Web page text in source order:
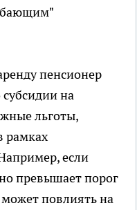
пенсионер
субсидии на
льготы,
рамках
если
превышает порог
повлиять на